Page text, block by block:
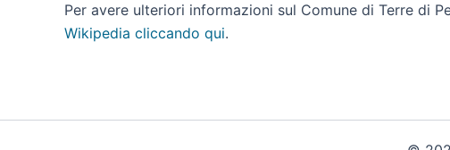
Per avere ulteriori informazioni sul Comune di Terre di
Wikipedia cliccando qui.